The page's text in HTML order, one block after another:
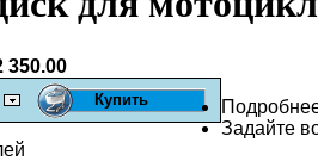
350.00
Задайте